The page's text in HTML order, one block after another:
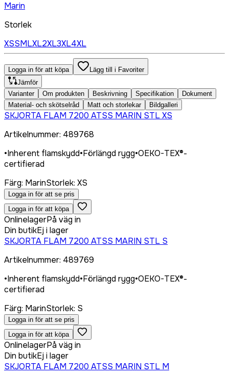
Marin
Storlek
XSSMLXL2XL3XL4XL
Logga in för att köpa
Lägg till i Favoriter
Jämför
Varianter
Om produkten Beskrivning Specifikation
Dokument
Material- och skötselråd
Matt och storlekar Bildgalleri
SKJORTA FLAM 7200 ATSS MARIN STL XS
Artikelnummer: 489768
•Inherent flamskydd•Förlängd rygg•OEKO-TEX®-
certifierad
Färg: MarinStorlek: XS
Logga in för att se pris
Logga in för att köpa
OnlinelagerPå väg in
Din butikEj i lager
SKJORTA FLAM 7200 ATSS MARIN STL S
Artikelnummer: 489769
•Inherent flamskydd•Förlängd rygg•OEKO-TEX®-
certifierad
Färg: MarinStorlek: S
Logga in för att se pris
Logga in för att köpa
OnlinelagerPå väg in
Din butikEj i lager
SKJORTA FLAM 7200 ATSS MARIN STL M